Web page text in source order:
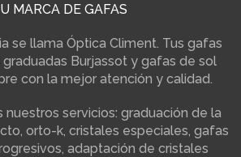
MARCA DE GAFAS
se llama Óptica Climent. Tus gafas
Burjassot y gafas de sol
con la mejor atención y calidad.
servicios: graduación de la
orto-k, cristales especiales, gafas
adaptación de cristales